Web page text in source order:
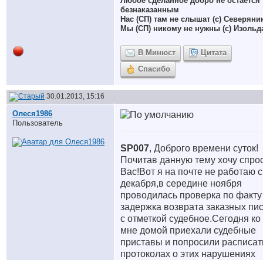
безнаказанным
Нас (СП) там не слышат (с)
Мы (СП) никому не нужны (с)
В Минюст
Цитата
Спасибо
30.01.2013, 15:16
Олеся1986
Пользователь
SP007, Доброго времени суток!
Почитав данную тему хочу
Вас!Вот я на почте не работаю
декабря,в середине ноября
проводилась проверка по факту
задержка возврата заказных
с отметкой судебное.Сегодня ко
мне домой приехали судебные
приставы и попросили
протоколах о этих нарушениях